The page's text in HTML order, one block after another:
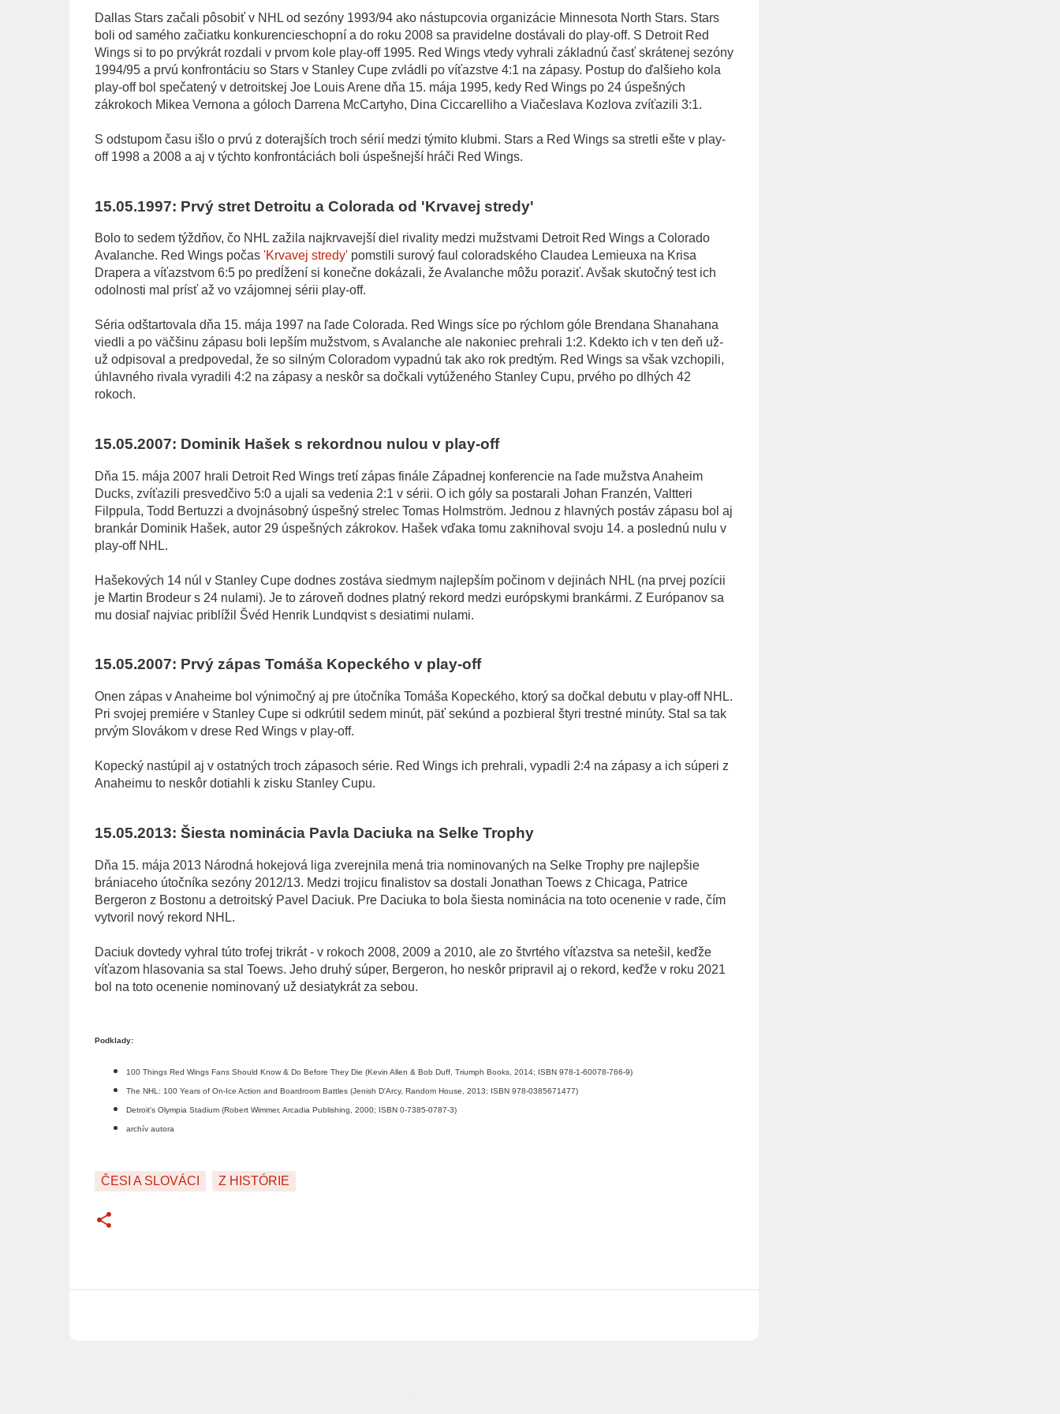
Dallas Stars začali pôsobiť v NHL od sezóny 1993/94 ako nástupcovia organizácie Minnesota North Stars. Stars
boli od samého začiatku konkurencieschopní a do roku 2008 sa pravidelne dostávali do play-off. S Detroit Red
Wings si to po prvýkrát rozdali v prvom kole play-off 1995. Red Wings vtedy vyhrali základnú časť skrátenej sezóny
1994/95 a prvú konfrontáciu so Stars v Stanley Cupe zvládli po víťazstve 4:1 na zápasy. Postup do ďalšieho kola
play-off bol spečatený v detroitskej Joe Louis Arene dňa 15. mája 1995, kedy Red Wings po 24 úspešných
zákrokoch Mikea Vernona a góloch Darrena McCartyho, Dina Ciccarelliho a Viačeslava Kozlova zvíťazili 3:1.
S odstupom času išlo o prvú z doterajších troch sérií medzi týmito klubmi. Stars a Red Wings sa stretli ešte v play-
off 1998 a 2008 a aj v týchto konfrontáciách boli úspešnejší hráči Red Wings.
15.05.1997: Prvý stret Detroitu a Colorada od 'Krvavej stredy'
Bolo to sedem týždňov, čo NHL zažila najkrvavejší diel rivality medzi mužstvami Detroit Red Wings a Colorado
Avalanche. Red Wings počas 'Krvavej stredy'pomstili surový faul coloradského Claudea Lemieuxa na Krisa
Drapera a víťazstvom 6:5 po predĺžení si konečne dokázali, že Avalanche môžu poraziť. Avšak skutočný test ich
odolnosti mal prísť až vo vzájomnej sérii play-off.
Séria odštartovala dňa 15. mája 1997 na ľade Colorada. Red Wings síce po rýchlom góle Brendana Shanahana
viedli a po väčšinu zápasu boli lepším mužstvom, s Avalanche ale nakoniec prehrali 1:2. Kdekto ich v ten deň už-
už odpisoval a predpovedal, že so silným Coloradom vypadnú tak ako rok predtým. Red Wings sa však vzchopili,
úhlavného rivala vyradili 4:2 na zápasy a neskôr sa dočkali vytúženého Stanley Cupu, prvého po dlhých 42
rokoch.
15.05.2007: Dominik Hašek s rekordnou nulou v play-off
Dňa 15. mája 2007 hrali Detroit Red Wings tretí zápas finále Západnej konferencie na ľade mužstva Anaheim
Ducks, zvíťazili presvedčivo 5:0 a ujali sa vedenia 2:1 v sérii. O ich góly sa postarali Johan Franzén, Valtteri
Filppula, Todd Bertuzzi a dvojnásobný úspešný strelec Tomas Holmström. Jednou z hlavných postáv zápasu bol aj
brankár Dominik Hašek, autor 29 úspešných zákrokov. Hašek vďaka tomu zaknihoval svoju 14. a poslednú nulu v
play-off NHL.
Hašekových 14 núl v Stanley Cupe dodnes zostáva siedmym najlepším počinom v dejinách NHL (na prvej pozícii
je Martin Brodeur s 24 nulami). Je to zároveň dodnes platný rekord medzi európskymi brankármi. Z Európanov sa
mu dosiaľ najviac priblížil Švéd Henrik Lundqvist s desiatimi nulami.
15.05.2007: Prvý zápas Tomáša Kopeckého v play-off
Onen zápas v Anaheime bol výnimočný aj pre útočníka Tomáša Kopeckého, ktorý sa dočkal debutu v play-off NHL.
Pri svojej premiére v Stanley Cupe si odkrútil sedem minút, päť sekúnd a pozbieral štyri trestné minúty. Stal sa tak
prvým Slovákom v drese Red Wings v play-off.
Kopecký nastúpil aj v ostatných troch zápasoch série. Red Wings ich prehrali, vypadli 2:4 na zápasy a ich súperi z
Anaheimu to neskôr dotiahli k zisku Stanley Cupu.
15.05.2013: Šiesta nominácia Pavla Daciuka na Selke Trophy
Dňa 15. mája 2013 Národná hokejová liga zverejnila mená tria nominovaných na Selke Trophy pre najlepšie
brániaceho útočníka sezóny 2012/13. Medzi trojicu finalistov sa dostali Jonathan Toews z Chicaga, Patrice
Bergeron z Bostonu a detroitský Pavel Daciuk. Pre Daciuka to bola šiesta nominácia na toto ocenenie v rade, čím
vytvoril nový rekord NHL.
Daciuk dovtedy vyhral túto trofej trikrát - v rokoch 2008, 2009 a 2010, ale zo štvrtého víťazstva sa netešil, keďže
víťazom hlasovania sa stal Toews. Jeho druhý súper, Bergeron, ho neskôr pripravil aj o rekord, keďže v roku 2021
bol na toto ocenenie nominovaný už desiatykrát za sebou.
Podklady:
100 Things Red Wings Fans Should Know & Do Before They Die (Kevin Allen & Bob Duff, Triumph Books, 2014; ISBN 978-1-60078-766-9)
The NHL: 100 Years of On-Ice Action and Boardroom Battles (Jenish D'Arcy, Random House, 2013; ISBN 978-0385671477)
Detroit's Olympia Stadium (Robert Wimmer, Arcadia Publishing, 2000; ISBN 0-7385-0787-3)
archív autora
ČESI A SLOVÁCI Z HISTÓRIE